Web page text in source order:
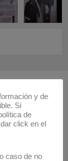
y de
Si
de
click en el
caso de no